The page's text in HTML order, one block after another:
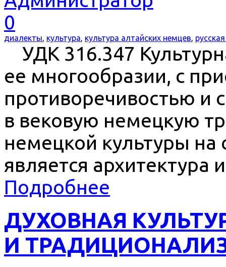
0
диалекты культура культура алтайских немцев
УДК 316.347
ее многообразии, с
противоречивостью и
в вековую немецкую
немецкой культуры на
является архитектура
Подробнее
ДУХОВНАЯ
И